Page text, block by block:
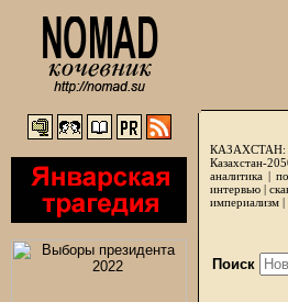
КАЗАХСТАН:
Казахстан-
аналитика |
интервью |
империализм |
Поиск